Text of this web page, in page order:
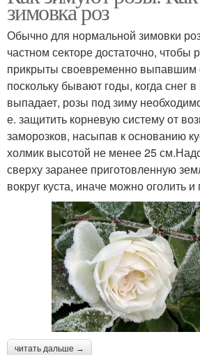
зимовка роз
Обычно для нормальной зимовки
частном секторе достаточно, чтобы
прикрыты своевременно выпавшим
поскольку бывают годы, когда снег
выпадает, розы под зиму
е. защитить корневую систему от
заморозков, насыпав к основанию
холмик высотой не менее 25
сверху заранее приготовленную
вокруг куста, иначе можно оголить
читать дальше →